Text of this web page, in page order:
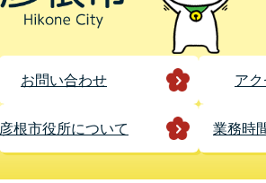
お問い合わせ ア
彦根市役所について 業務時